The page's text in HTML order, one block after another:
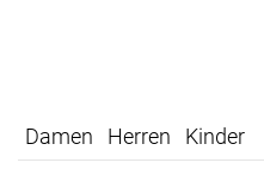
Damen Herren Kinder